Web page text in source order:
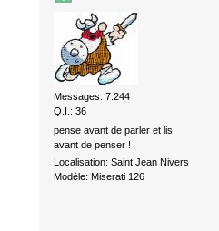
Messages: 7.244
Q.I.: 36
pense avant de parler et lis
avant de penser !
Localisation: Saint Jean Nivers
Modèle: Miserati 126